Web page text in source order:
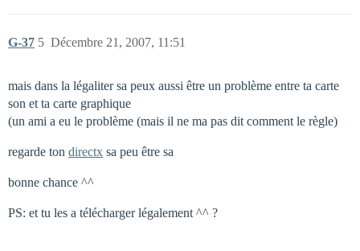
G-37 Décembre 21, 2007, 11:51
5
mais dans la légaliter sa peux aussi être un problème entre ta carte
son et ta carte graphique
(un ami a eu le problème (mais il ne ma pas dit comment le règle)
regarde ton directx sa peu être sa
bonne chance ^^
PS: et tu les a télécharger légalement ^^ ?